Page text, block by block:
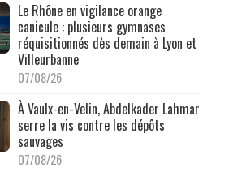
Le Rhône en vigilance orange
canicule : plusieurs gymnases
réquisitionnés dès demain à Lyon et
Villeurbanne
07/08/26
À Vaulx-en-Velin, Abdelkader Lahmar
serre la vis contre les dépôts
sauvages
07/08/26